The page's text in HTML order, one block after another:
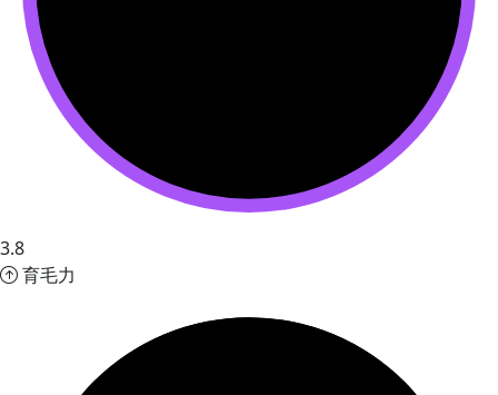
3.8
育毛力